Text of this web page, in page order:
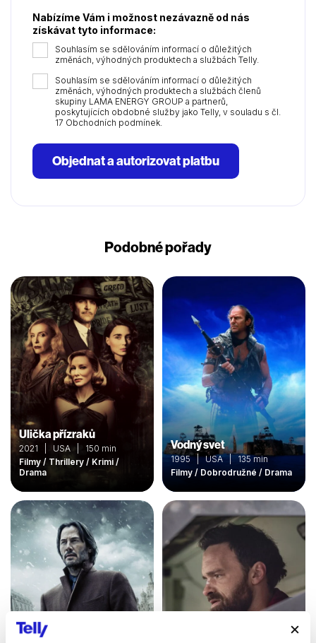
Nabízíme Vám i možnost nezávazně od nás
získávat tyto informace:
Souhlasím se sdělováním informací o důležitých
změnách, výhodných produktech a službách Telly.
Souhlasím se sdělováním informací o důležitých
změnách, výhodných produktech a službách členů
skupiny LAMA ENERGY GROUP a partnerů,
poskytujících obdobné služby jako Telly, v souladu s čl.
17 Obchodních podmínek.
Objednat a autorizovat platbu
Podobné pořady
Ulička přízraků
2021 | USA | 150 min
Filmy / Thrillery / Krimi /
Drama
Vodný svet
1995 | USA | 135 min
Filmy / Dobrodružné / Drama